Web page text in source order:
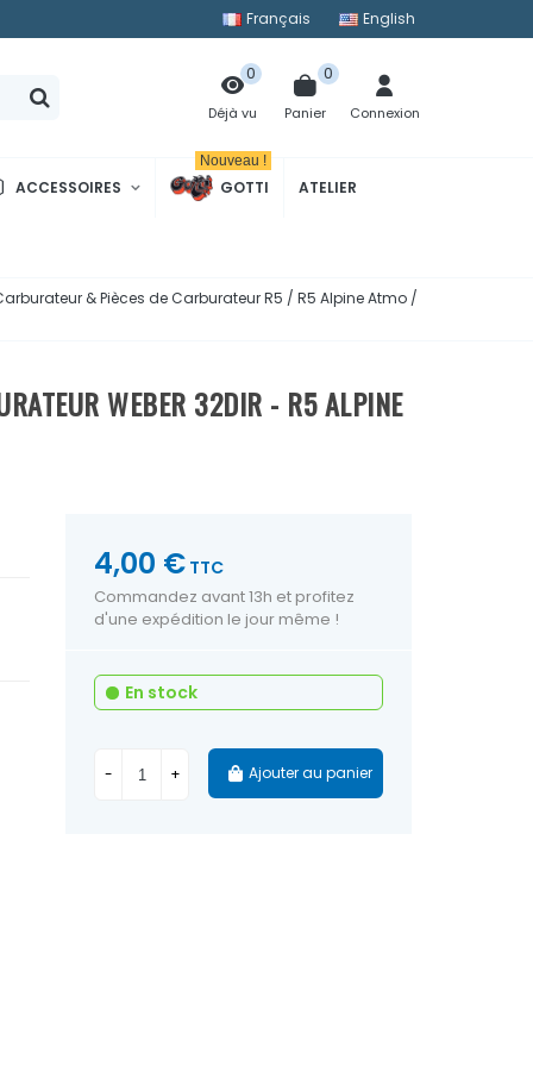
Français English
Déjà vu
0
Panier
0
Connexion
ACCESSOIRES GOTTI
Nouveau !
ATELIER
& Pièces de Carburateur R5 / R5 Alpine Atmo /
WEBER 32DIR - R5 ALPINE
4,00 € TTC
Commandez avant 13h et profitez
d'une expédition le jour même !
En stock
- + Ajouter au panier